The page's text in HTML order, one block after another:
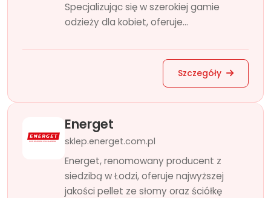
Specjalizując się w szerokiej gamie
odzieży dla kobiet, oferuje...
Szczegóły
Energet
sklep.energet.com.pl
Energet, renomowany producent z
siedzibą w Łodzi, oferuje najwyższej
jakości pellet ze słomy oraz ściółkę